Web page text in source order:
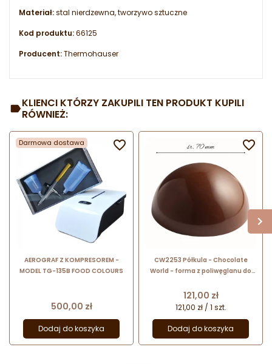
Materiał:stal nierdzewna, tworzywo sztuczne
Kod produktu:66125
Producent:Thermohauser
KLIENCI KTÓRZY ZAKUPILI TEN PRODUKT KUPILI
RÓWNIEŻ:
Darmowa dostawa
AEROGRAF Z KOMPRESOREM -
MODEL TG-135B FOOD COLOURS
Cena
500,00 zł
Dodaj do koszyka

CW2253 Półkula - Chocolate
World - forma z poliwęglanu do
113 g x 6 pralin
Cena
121,00 zł
121,00 zł / 1 szt.
Dodaj do koszyka
